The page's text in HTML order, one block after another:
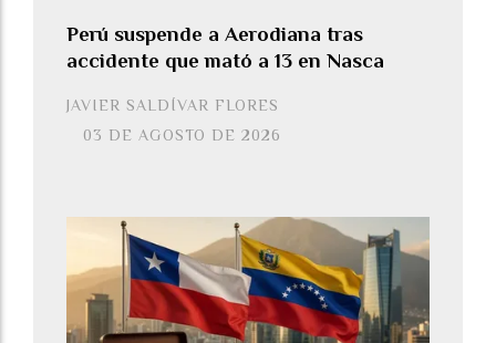
Perú suspende a Aerodiana tras
accidente que mató a 13 en Nasca
JAVIER SALDÍVAR FLORES
03 DE AGOSTO DE 2026